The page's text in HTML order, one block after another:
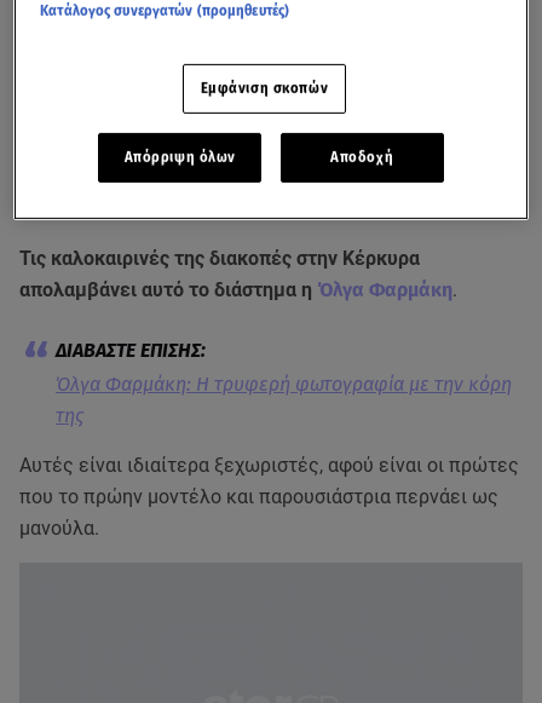
Τις καλοκαιρινές της διακοπές στην Κέρκυρα
απολαμβάνει αυτό το διάστημα η Όλγα Φαρμάκη.
Όλγα Φαρμάκη: Η τρυφερή φωτογραφία με την κόρη
της
Αυτές είναι ιδιαίτερα ξεχωριστές, αφού είναι οι πρώτες
που το πρώην μοντέλο και παρουσιάστρια περνάει ως
μανούλα.
Κατάλογος συνεργατών (προμηθευτές)
Εμφάνιση σκοπών
Απόρριψη όλων Αποδοχή